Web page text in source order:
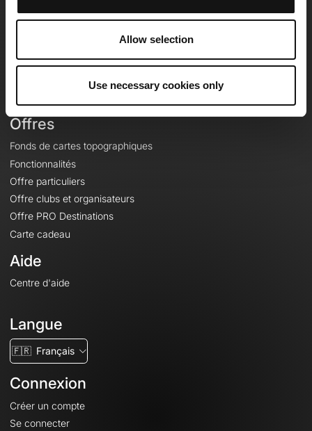
Allow selection
Use necessary cookies only
Equipe
À propos
Offres
Fonds de cartes topographiques
Fonctionnalités
Offre particuliers
Offre clubs et organisateurs
Offre PRO Destinations
Carte cadeau
Aide
Centre d'aide
Langue
🇫🇷 Français
Connexion
Créer un compte
Se connecter